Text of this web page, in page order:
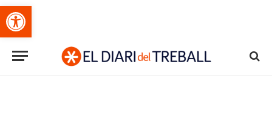
Obre la barra d'eines